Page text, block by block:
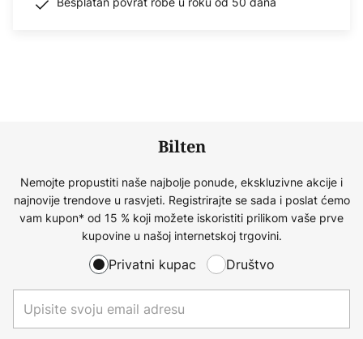
Bilten
Nemojte propustiti naše najbolje ponude, ekskluzivne akcije i
najnovije trendove u rasvjeti. Registrirajte se sada i poslat ćemo
vam kupon* od 15 % koji možete iskoristiti prilikom vaše prve
kupovine u našoj internetskoj trgovini.
Privatni kupac Društvo